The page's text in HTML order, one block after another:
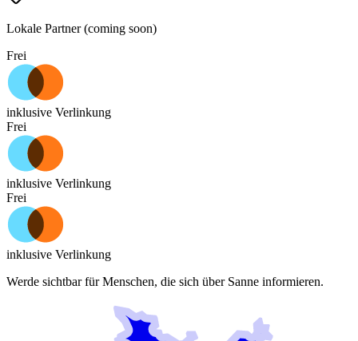
Lokale Partner (coming soon)
Frei
inklusive Verlinkung
Frei
inklusive Verlinkung
Frei
inklusive Verlinkung
Werde sichtbar für Menschen, die sich über Sanne informieren.